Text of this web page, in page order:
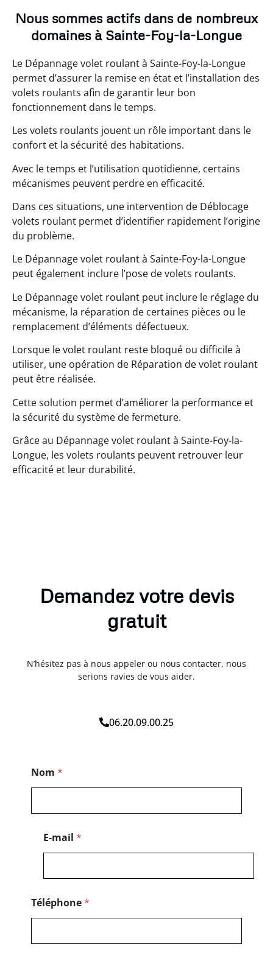
Nous sommes actifs dans de nombreux
domaines à Sainte-Foy-la-Longue
Le Dépannage volet roulant à Sainte-Foy-la-Longue
permet d’assurer la remise en état et l’installation des
volets roulants afin de garantir leur bon
fonctionnement dans le temps.
Les volets roulants jouent un rôle important dans le
confort et la sécurité des habitations.
Avec le temps et l’utilisation quotidienne, certains
mécanismes peuvent perdre en efficacité.
Dans ces situations, une intervention de Déblocage
volets roulant permet d’identifier rapidement l’origine
du problème.
Le Dépannage volet roulant à Sainte-Foy-la-Longue
peut également inclure l’pose de volets roulants.
Le Dépannage volet roulant peut inclure le réglage du
mécanisme, la réparation de certaines pièces ou le
remplacement d’éléments défectueux.
Lorsque le volet roulant reste bloqué ou difficile à
utiliser, une opération de Réparation de volet roulant
peut être réalisée.
Cette solution permet d’améliorer la performance et
la sécurité du système de fermeture.
Grâce au Dépannage volet roulant à Sainte-Foy-la-
Longue, les volets roulants peuvent retrouver leur
efficacité et leur durabilité.
Demandez votre devis
gratuit
N’hésitez pas à nous appeler ou nous contacter, nous
serions ravies de vous aider.
06.20.09.00.25
Nom *
E-mail *
Téléphone*